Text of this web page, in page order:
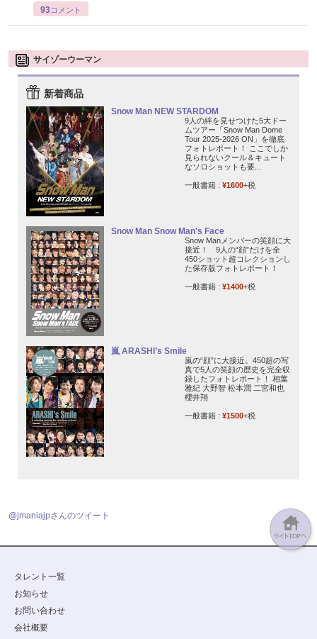
93コメント
サイゾーウーマン
新着商品
Snow Man NEW STARDOM
9人の絆を見せつけた5大ドー
ムツアー「Snow Man Dome
Tour 2025-2026 ON」を徹底
フォトレポート！ ここでしか
見られないクール＆キュート
なソロショットも要...
一般書籍 : ¥1600+税
Snow Man Snow Man's Face
Snow Manメンバーの笑顔に大
接近！ 9人の“顔”だけを全
450ショット超コレクションし
た保存版フォトレポート！
一般書籍 : ¥1400+税
嵐 ARASHI’s Smile
嵐の“顔”に大接近。450超の写
真で5人の笑顔の歴史を完全収
録したフォトレポート！ 相葉
雅紀 大野智 松本潤 二宮和也
櫻井翔
一般書籍 : ¥1500+税
@jmaniajpさんのツイート
タレント一覧
お知らせ
お問い合わせ
会社概要